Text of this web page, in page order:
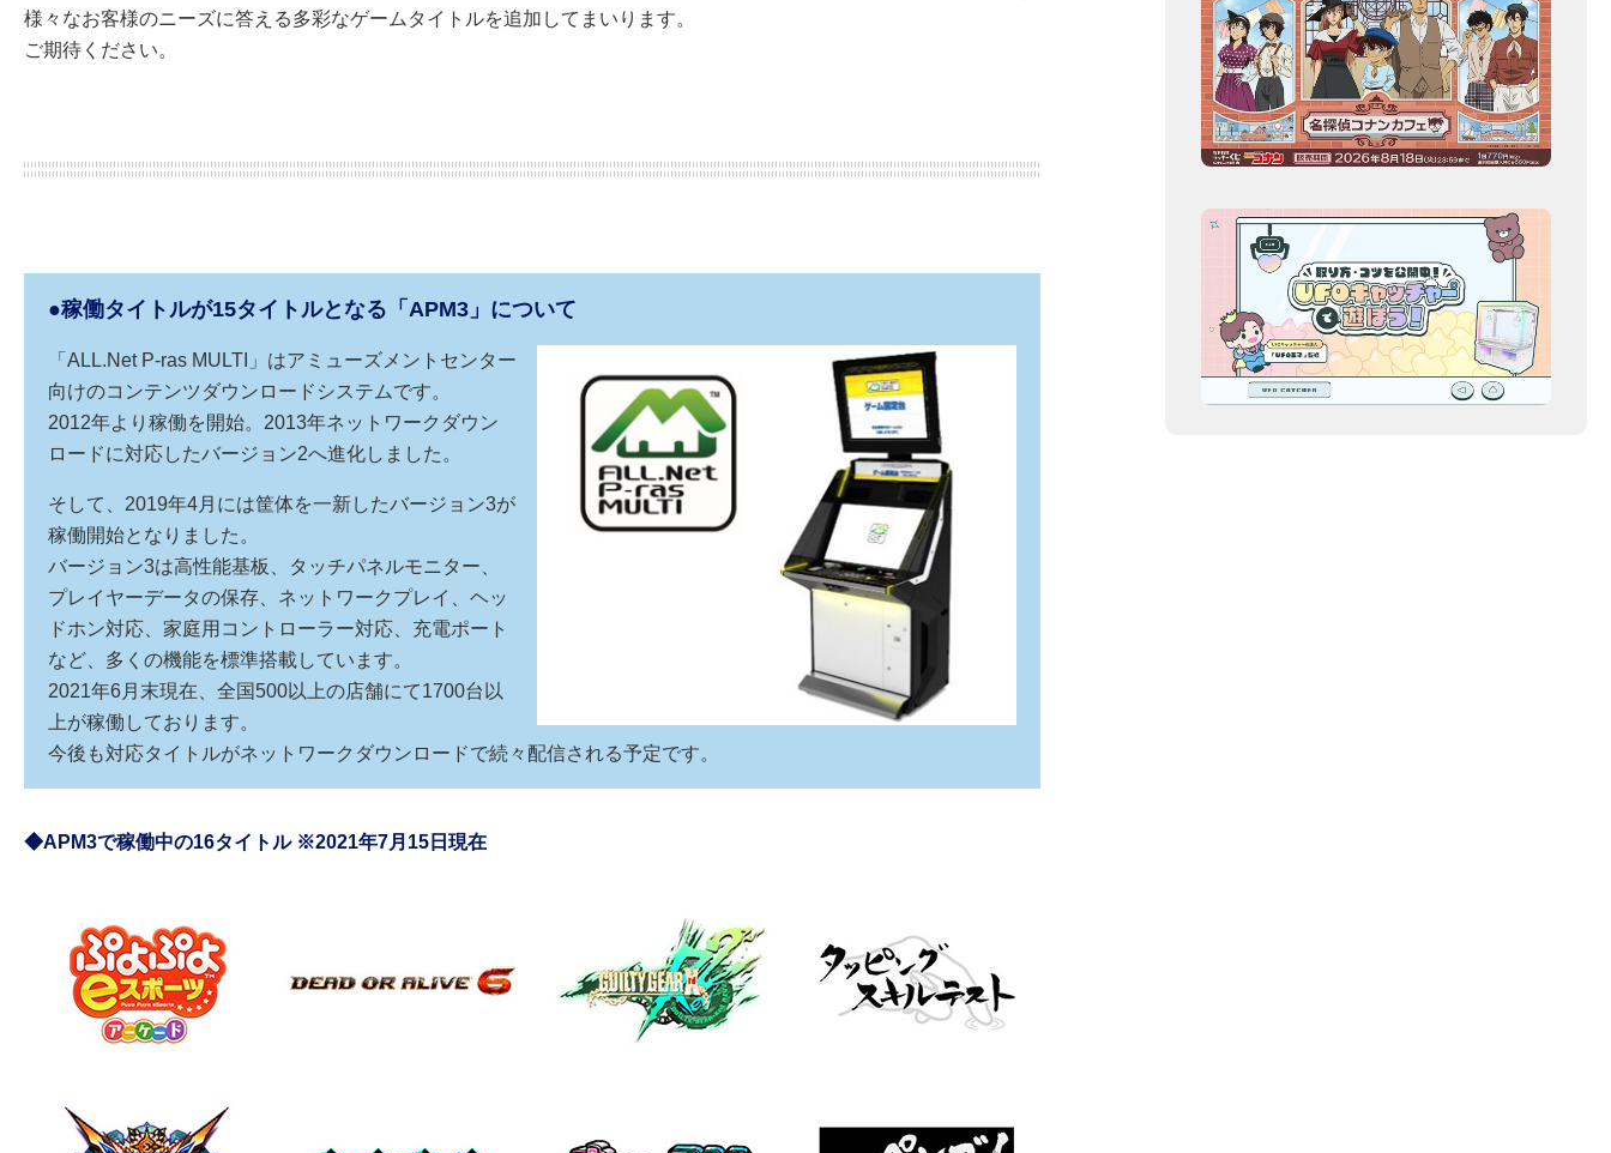
様々なお客様のニーズに答える多彩なゲームタイトルを追加してまいります。
ご期待ください。
●稼働タイトルが15タイトルとなる「APM3」について
「ALL.Net P-ras MULTI」はアミューズメントセンター
向けのコンテンツダウンロードシステムです。
2012年より稼働を開始。2013年ネットワークダウン
ロードに対応したバージョン2へ進化しました。
そして、2019年4月には筐体を一新したバージョン3が
稼働開始となりました。
バージョン3は高性能基板、タッチパネルモニター、
プレイヤーデータの保存、ネットワークプレイ、ヘッ
ドホン対応、家庭用コントローラー対応、充電ポート
など、多くの機能を標準搭載しています。
2021年6月末現在、全国500以上の店舗にて1700台以
上が稼働しております。
今後も対応タイトルがネットワークダウンロードで続々配信される予定です。
◆APM3で稼働中の16タイトル ※2021年7月15日現在